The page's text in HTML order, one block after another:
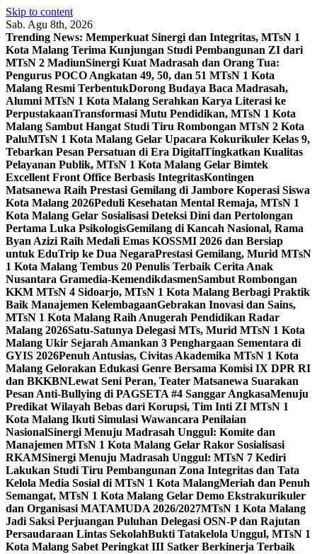
Skip to content
Sab. Agu 8th, 2026
Trending News: Memperkuat Sinergi dan Integritas, MTsN 1
Kota Malang Terima Kunjungan Studi Pembangunan ZI dari
MTsN 2 MadiunSinergi Kuat Madrasah dan Orang Tua:
Pengurus POCO Angkatan 49, 50, dan 51 MTsN 1 Kota
Malang Resmi TerbentukDorong Budaya Baca Madrasah,
Alumni MTsN 1 Kota Malang Serahkan Karya Literasi ke
PerpustakaanTransformasi Mutu Pendidikan, MTsN 1 Kota
Malang Sambut Hangat Studi Tiru Rombongan MTsN 2 Kota
PaluMTsN 1 Kota Malang Gelar Upacara Kokurikuler Kelas 9,
Tebarkan Pesan Persatuan di Era DigitalTingkatkan Kualitas
Pelayanan Publik, MTsN 1 Kota Malang Gelar Bimtek
Excellent Front Office Berbasis IntegritasKontingen
Matsanewa Raih Prestasi Gemilang di Jambore Koperasi Siswa
Kota Malang 2026Peduli Kesehatan Mental Remaja, MTsN 1
Kota Malang Gelar Sosialisasi Deteksi Dini dan Pertolongan
Pertama Luka PsikologisGemilang di Kancah Nasional, Rama
Byan Azizi Raih Medali Emas KOSSMI 2026 dan Bersiap
untuk EduTrip ke Dua NegaraPrestasi Gemilang, Murid MTsN
1 Kota Malang Tembus 20 Penulis Terbaik Cerita Anak
Nusantara Gramedia-KemendikdasmenSambut Rombongan
KKM MTsN 4 Sidoarjo, MTsN 1 Kota Malang Berbagi Praktik
Baik Manajemen KelembagaanGebrakan Inovasi dan Sains,
MTsN 1 Kota Malang Raih Anugerah Pendidikan Radar
Malang 2026Satu-Satunya Delegasi MTs, Murid MTsN 1 Kota
Malang Ukir Sejarah Amankan 3 Penghargaan Sementara di
GYIS 2026Penuh Antusias, Civitas Akademika MTsN 1 Kota
Malang Gelorakan Edukasi Genre Bersama Komisi IX DPR RI
dan BKKBNLewat Seni Peran, Teater Matsanewa Suarakan
Pesan Anti-Bullying di PAGSETA #4 Sanggar AngkasaMenuju
Predikat Wilayah Bebas dari Korupsi, Tim Inti ZI MTsN 1
Kota Malang Ikuti Simulasi Wawancara Penilaian
NasionalSinergi Menuju Madrasah Unggul: Komite dan
Manajemen MTsN 1 Kota Malang Gelar Rakor Sosialisasi
RKAMSinergi Menuju Madrasah Unggul: MTsN 7 Kediri
Lakukan Studi Tiru Pembangunan Zona Integritas dan Tata
Kelola Media Sosial di MTsN 1 Kota MalangMeriah dan Penuh
Semangat, MTsN 1 Kota Malang Gelar Demo Ekstrakurikuler
dan Organisasi MATAMUDA 2026/2027MTsN 1 Kota Malang
Jadi Saksi Perjuangan Puluhan Delegasi OSN-P dan Rajutan
Persaudaraan Lintas SekolahBukti Tatakelola Unggul, MTsN 1
Kota Malang Sabet Peringkat III Satker Berkinerja Terbaik